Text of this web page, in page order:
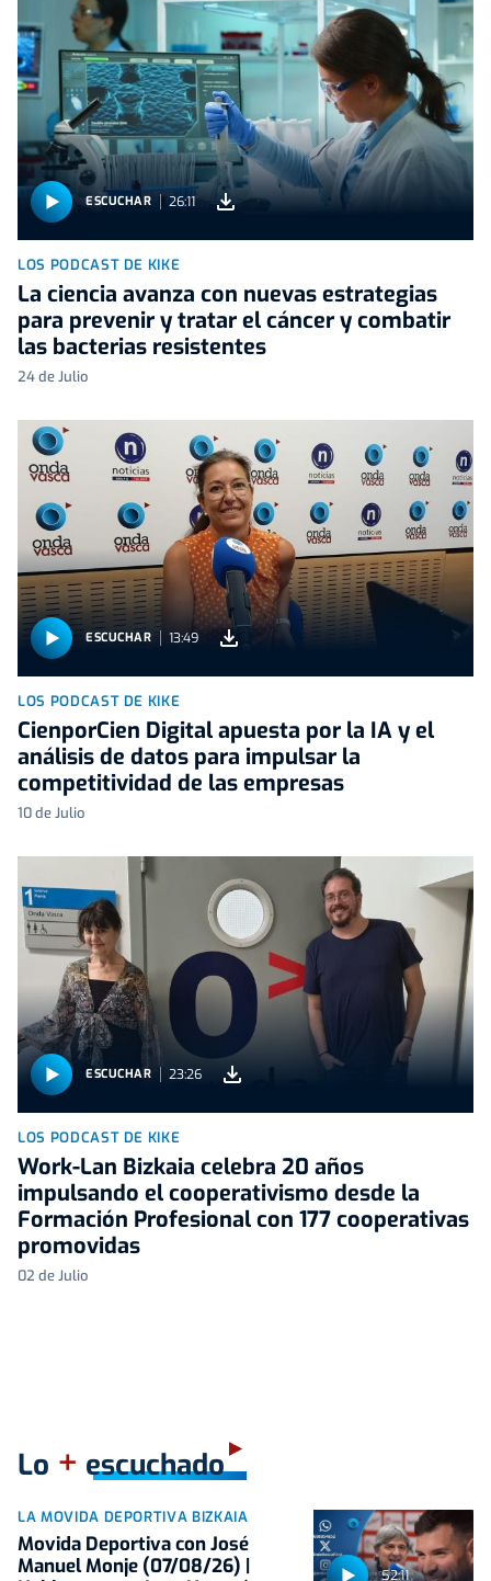
ESCUCHAR 26:11
LOS PODCAST DE KIKE
La ciencia avanza con nuevas estrategias
para prevenir y tratar el cáncer y combatir
las bacterias resistentes
24 de Julio
ESCUCHAR 13:49
LOS PODCAST DE KIKE
CienporCien Digital apuesta por la IA y el
análisis de datos para impulsar la
competitividad de las empresas
10 de Julio
ESCUCHAR 23:26
LOS PODCAST DE KIKE
Work-Lan Bizkaia celebra 20 años
impulsando el cooperativismo desde la
Formación Profesional con 177 cooperativas
promovidas
02 de Julio
Lo + escuchado
52:11
LA MOVIDA DEPORTIVA BIZKAIA
Movida Deportiva con José
Manuel Monje (07/08/26) |